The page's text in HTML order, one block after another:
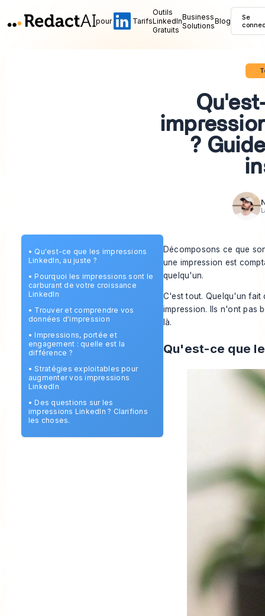
pour Tarifs
Outils
LinkedIn
Gratuits
Business
SolutionsBlog
Se
?
• Qu'est-ce que les impressions
LinkedIn, au juste ?
• Pourquoi les impressions sont le
carburant de votre croissance
LinkedIn
• Trouver et comprendre vos
données d'impression
• Impressions, portée et
engagement : quelle est la
différence ?
•Stratégies exploitables pour
augmenter vos impressions
LinkedIn
• Des questions sur les
impressions LinkedIn ? Clarifions
les choses.
Décomposons ce que
une impression est
quelqu'un.
C'est tout. Quelqu'un
impression. Ils n'ont pas
là.
Qu'est-ce que